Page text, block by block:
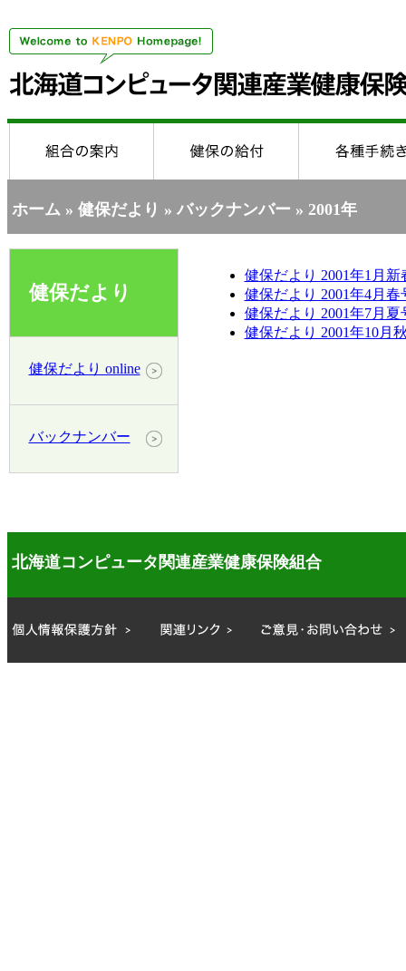
ホーム» 健保だより » バックナンバー » 2001年
健保だより
健保だより online
バックナンバー
健保だより 2001年1月新
健保だより 2001年4月春
健保だより 2001年7月夏
健保だより 2001年10月
北海道コンピュータ関連産業健康保険組合